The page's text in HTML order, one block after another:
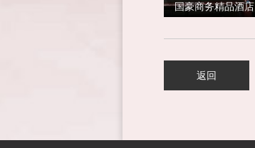
国豪商务精品酒店
返回